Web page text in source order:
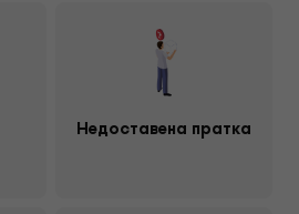
Недоставена пратка